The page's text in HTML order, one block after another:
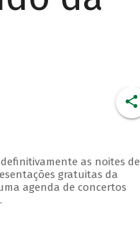
as noites de
gratuitas da
agenda de concertos
.